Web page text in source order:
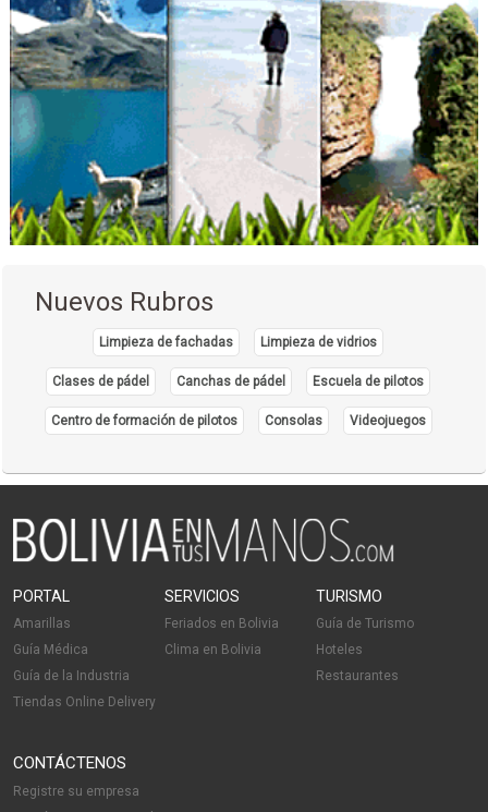
Nuevos Rubros
Limpieza de fachadas Limpieza de vidrios
Clases de pádel Canchas de pádel Escuela de pilotos
Centro de formación de pilotos Consolas Videojuegos
PORTAL
Amarillas
Guía Médica
Guía de la Industria
Tiendas Online Delivery
SERVICIOS
Feriados en Bolivia
Clima en Bolivia
TURISMO
Guía de Turismo
Hoteles
Restaurantes
CONTÁCTENOS
Registre su empresa